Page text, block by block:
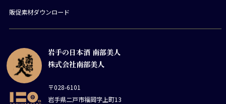
岩手の日本酒 南部美人
株式会社南部美人
〒028-6101
岩手県二戸市福岡字上町13
販促素材ダウンロード